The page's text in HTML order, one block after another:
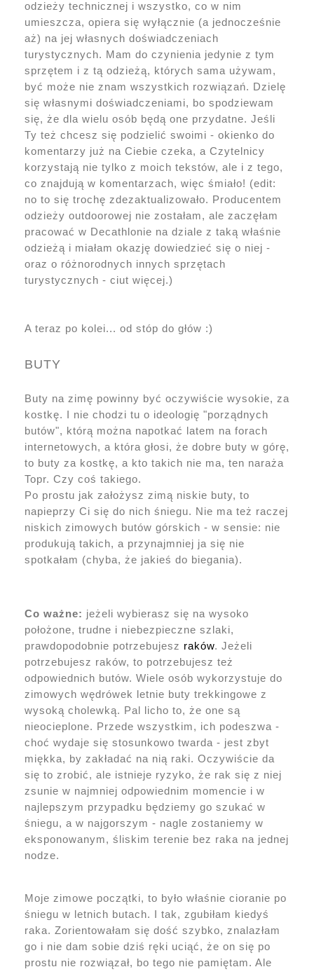
odzieży technicznej i wszystko, co w nim
umieszcza, opiera się wyłącznie (a jednocześnie
aż) na jej własnych doświadczeniach
turystycznych. Mam do czynienia jedynie z tym
sprzętem i z tą odzieżą, których sama używam,
być może nie znam wszystkich rozwiązań. Dzielę
się własnymi doświadczeniami, bo spodziewam
się, że dla wielu osób będą one przydatne. Jeśli
Ty też chcesz się podzielić swoimi - okienko do
komentarzy już na Ciebie czeka, a Czytelnicy
korzystają nie tylko z moich tekstów, ale i z tego,
co znajdują w komentarzach, więc śmiało! (edit:
no to się trochę zdezaktualizowało. Producentem
odzieży outdoorowej nie zostałam, ale zaczęłam
pracować w Decathlonie na dziale z taką właśnie
odzieżą i miałam okazję dowiedzieć się o niej -
oraz o różnorodnych innych sprzętach
turystycznych - ciut więcej.)
A teraz po kolei... od stóp do głów :)
BUTY
Buty na zimę powinny być oczywiście wysokie, za
kostkę. I nie chodzi tu o ideologię "porządnych
butów", którą można napotkać latem na forach
internetowych, a która głosi, że dobre buty w górę,
to buty za kostkę, a kto takich nie ma, ten naraża
Topr. Czy coś takiego.
Po prostu jak założysz zimą niskie buty, to
napieprzy Ci się do nich śniegu. Nie ma też raczej
niskich zimowych butów górskich - w sensie: nie
produkują takich, a przynajmniej ja się nie
spotkałam (chyba, że jakieś do biegania).
Co ważne: jeżeli wybierasz się na wysoko
położone, trudne i niebezpieczne szlaki,
prawdopodobnie potrzebujesz raków. Jeżeli
potrzebujesz raków, to potrzebujesz też
odpowiednich butów. Wiele osób wykorzystuje do
zimowych wędrówek letnie buty trekkingowe z
wysoką cholewką. Pal licho to, że one są
nieocieplone. Przede wszystkim, ich podeszwa -
choć wydaje się stosunkowo twarda - jest zbyt
miękka, by zakładać na nią raki. Oczywiście da
się to zrobić, ale istnieje ryzyko, że rak się z niej
zsunie w najmniej odpowiednim momencie i w
najlepszym przypadku będziemy go szukać w
śniegu, a w najgorszym - nagle zostaniemy w
eksponowanym, śliskim terenie bez raka na jednej
nodze.
Moje zimowe początki, to było właśnie cioranie po
śniegu w letnich butach. I tak, zgubiłam kiedyś
raka. Zorientowałam się dość szybko, znalazłam
go i nie dam sobie dziś ręki uciąć, że on się po
prostu nie rozwiązał, bo tego nie pamiętam. Ale